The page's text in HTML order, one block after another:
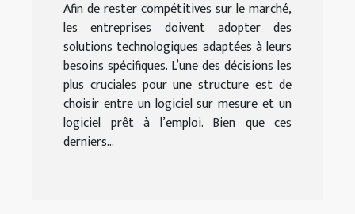
Afin de rester compétitives sur le marché,
les entreprises doivent adopter des
solutions technologiques adaptées à leurs
besoins spécifiques. L’une des décisions les
plus cruciales pour une structure est de
choisir entre un logiciel sur mesure et un
logiciel prêt à l’emploi. Bien que ces
derniers...